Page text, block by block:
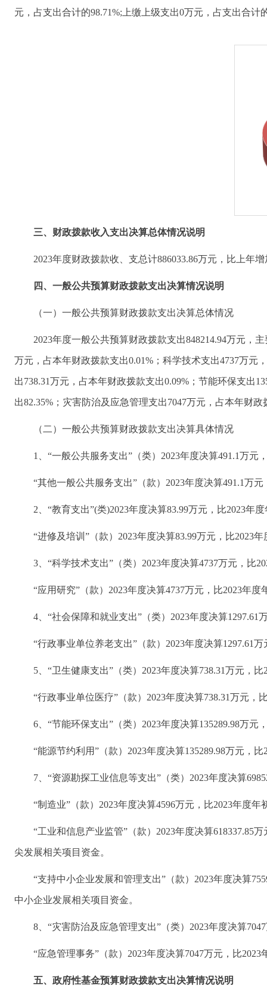
元，占支出合计的98.71%;上缴上级支出0万元，占支出合
三、财政拨款收入支出决算总体情况说明
2023年度财政拨款收、支总计886033.86万元，比上年
四、一般公共预算财政拨款支出决算情况说明
（一）一般公共预算财政拨款支出决算总体情况
2023年度一般公共预算财政拨款支出848214.94万元，
万元，占本年财政拨款支出0.01%；科学技术支出4737万元
出738.31万元，占本年财政拨款支出0.09%；节能环保支出
出82.35%；灾害防治及应急管理支出7047万元，占本年财政
（二）一般公共预算财政拨款支出决算具体情况
1、“一般公共服务支出”（类）2023年度决算491.1万元
“其他一般公共服务支出”（款）2023年度决算491.1万
2、“教育支出”(类)2023年度决算83.99万元，比2023年
“进修及培训”（款）2023年度决算83.99万元，比2023
3、“科学技术支出”（类）2023年度决算4737万元，比
“应用研究”（款）2023年度决算4737万元，比2023年
4、“社会保障和就业支出”（类）2023年度决算
“行政事业单位养老支出”（款）2023年度决算1297.61
5、“卫生健康支出”（类）2023年度决算738.31万元，
“行政事业单位医疗”（款）2023年度决算738.31万元
6、“节能环保支出”（类）2023年度决算135289.98万
“能源节约利用”（款）2023年度决算135289.98万元，
7、“资源勘探工业信息等支出”（类）2023年度决算
“制造业”（款）2023年度决算4596万元，比2023年度
“工业和信息产业监管”（款）2023年度决算618337.85
尖发展相关项目资金。
“支持中小企业发展和管理支出”（款）2023年度决算
中小企业发展相关项目资金。
8、“灾害防治及应急管理支出”（类）2023年度决算
“应急管理事务”（款）2023年度决算7047万元，比
五、政府性基金预算财政拨款支出决算情况说明